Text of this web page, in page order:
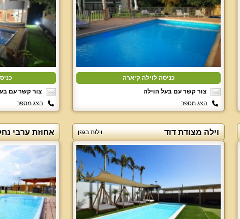
כניסה לוילה קיארה
צור קשר עם בעל הוילה
הצג מספר
צור קשר עם
הצג מספר
וילה מצודת דוד וילות בגפן אחוזת ערבי